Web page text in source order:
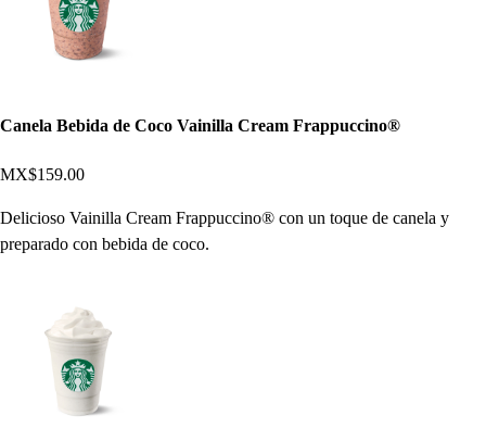
Canela Bebida de Coco Vainilla Cream Frappuccino®
MX$159.00
Delicioso Vainilla Cream Frappuccino® con un toque de canela y
preparado con bebida de coco.